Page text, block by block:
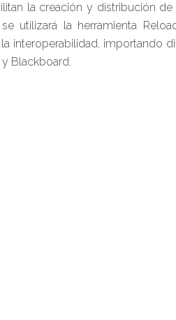
la creación y distribución
utilizará la herramienta
interoperabilidad, importando
Blackboard.